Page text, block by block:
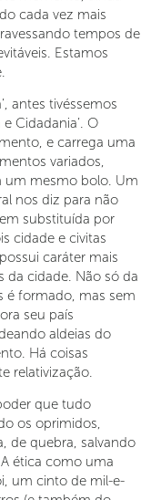
cada vez mais
tempos de
Estamos
antes tivéssemos
Cidadania’. O
e carrega uma
variados,
um mesmo bolo. Um
nos diz para não
substituída por
cidade e civitas
caráter mais
da cidade. Não só da
é formado, mas sem
seu país
aldeias do
Há coisas
relativização.
que tudo
os oprimidos,
de quebra, salvando
ética como uma
um cinto de mil-e-